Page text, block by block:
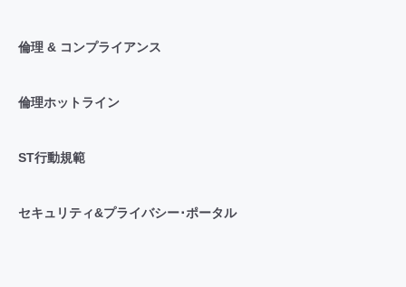
倫理 & コンプライアンス
倫理ホットライン
ST行動規範
セキュリティ&プライバシー･ポータル